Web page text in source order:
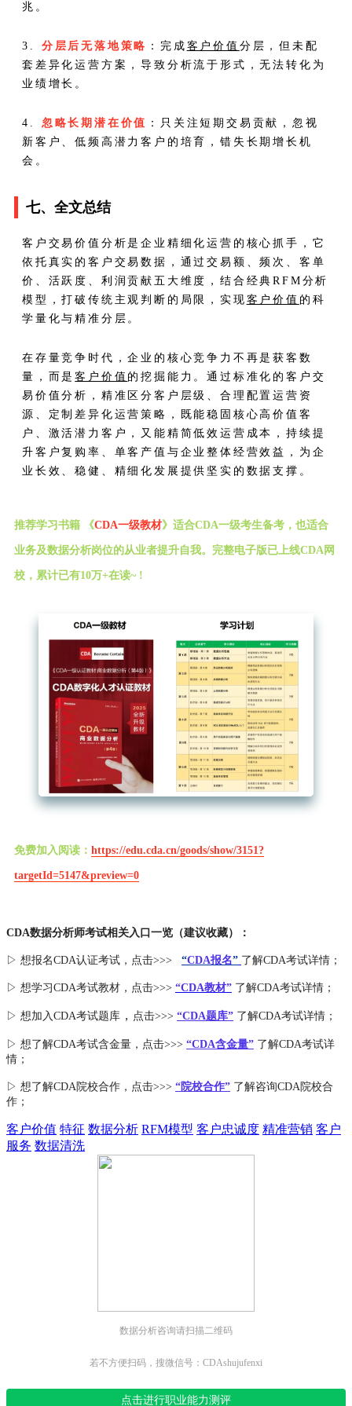
兆。
3. 分层后无落地策略 ：完成 客户价值 分层，但未配
套差异化运营方案，导致分析流于形式，无法转化为
业绩增长。
4. 忽略长期潜在价值 ：只关注短期交易贡献，忽视
新客户、低频高潜力客户的培育，错失长期增长机
会。
七、全文总结
客户交易价值分析是企业精细化运营的核心抓手，它
依托真实的客户交易数据，通过交易额、频次、客单
价、活跃度、利润贡献五大维度，结合经典RFM分析
模型，打破传统主观判断的局限，实现 客户价值 的科
学量化与精准分层。
在存量竞争时代，企业的核心竞争力不再是获客数
量，而是客户价值 的挖掘能力。通过标准化的客户交
易价值分析，精准区分客户层级、合理配置运营资
源、定制差异化运营策略，既能稳固核心高价值客
户、激活潜力客户，又能精简低效运营成本，持续提
升客户复购率、单客产值与企业整体经营效益，为企
业长效、稳健、精细化发展提供坚实的数据支撑。
推荐学习书籍 《CDA一级教材》适合CDA一级考生备考，也适合
业务及数据分析岗位的从业者提升自我。完整电子版已上线CDA网
校，累计已有10万+在读~ !
免费加入阅读： https://edu.cda.cn/goods/show/3151?
targetId=5147&preview=0
CDA数据分析师考试相关入口一览（建议收藏）：
▷ 想报名CDA认证考试，点击>>> “CDA报名” 了解CDA考试详情；
▷ 想学习CDA考试教材，点击>>> “CDA教材” 了解CDA考试详情；
▷ 想加入CDA考试题库 ， 点击>>> “CDA题库” 了解CDA考试详情；
▷ 想了解CDA考试含金量 ，点击>>> “CDA含金量” 了解CDA考试详
情；
▷ 想了解CDA院校合作 ，点击>>> “院校合作” 了解咨询CDA院校合
作；
客户价值 特征 数据分析 RFM模型 客户忠诚度 精准营销 客户
服务 数据清洗
数据分析咨询请扫描二维码
若不方便扫码，搜微信号：CDAshujufenxi
点击进行职业能力测评